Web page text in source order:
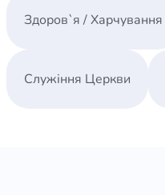
Здоров`я / Харчування
Служіння Церкви